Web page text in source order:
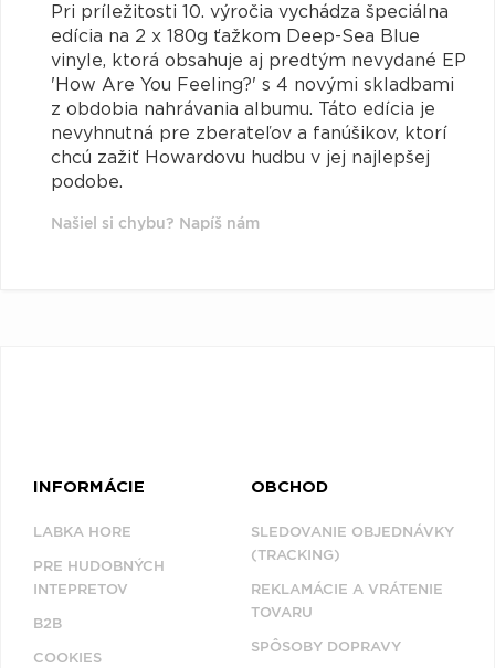
Pri príležitosti 10. výročia vychádza špeciálna
edícia na 2 x 180g ťažkom Deep-Sea Blue
vinyle, ktorá obsahuje aj predtým nevydané EP
'How Are You Feeling?' s 4 novými skladbami
z obdobia nahrávania albumu. Táto edícia je
nevyhnutná pre zberateľov a fanúšikov, ktorí
chcú zažiť Howardovu hudbu v jej najlepšej
podobe.
Našiel si chybu? Napíš nám
INFORMÁCIE
LABKA HORE
PRE HUDOBNÝCH
INTEPRETOV
B2B
COOKIES
OBCHOD
SLEDOVANIE OBJEDNÁVKY
(TRACKING)
REKLAMÁCIE A VRÁTENIE
TOVARU
SPÔSOBY DOPRAVY